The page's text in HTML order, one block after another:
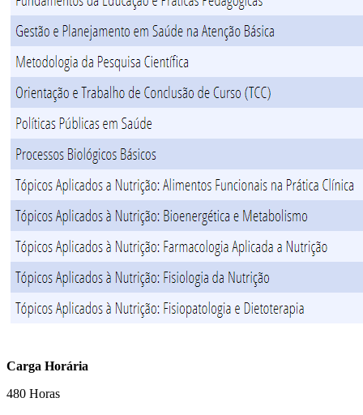
Carga Horária
480 Horas